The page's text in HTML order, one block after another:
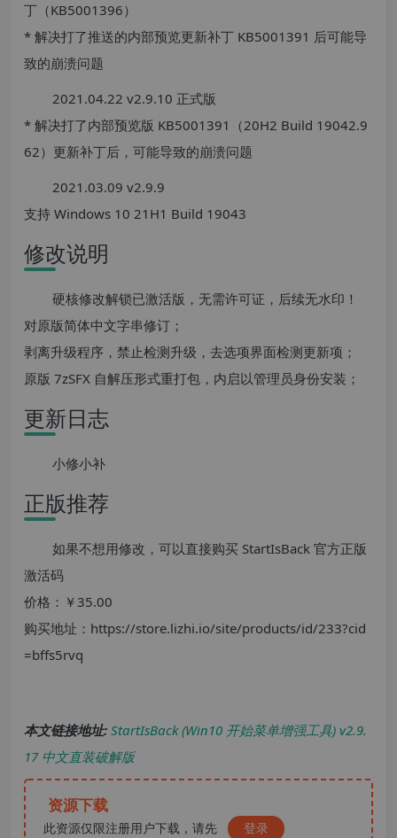
丁（KB5001396）
* 解决打了推送的内部预览更新补丁 KB5001391 后可能导
致的崩溃问题
2021.04.22 v2.9.10 正式版
* 解决打了内部预览版 KB5001391（20H2 Build 19042.9
62）更新补丁后，可能导致的崩溃问题
2021.03.09 v2.9.9
支持 Windows 10 21H1 Build 19043
修改说明
硬核修改解锁已激活版，无需许可证，后续无水印！
对原版简体中文字串修订；
剥离升级程序，禁止检测升级，去选项界面检测更新项；
原版 7zSFX 自解压形式重打包，内启以管理员身份安装；
更新日志
小修小补
正版推荐
如果不想用修改，可以直接购买 StartIsBack 官方正版
激活码
价格：￥35.00
购买地址：https://store.lizhi.io/site/products/id/233?cid
=bffs5rvq
本文链接地址: StartIsBack (Win10 开始菜单增强工具) v2.9.
17 中文直装破解版
资源下载
此资源仅限注册用户下载，请先 登录